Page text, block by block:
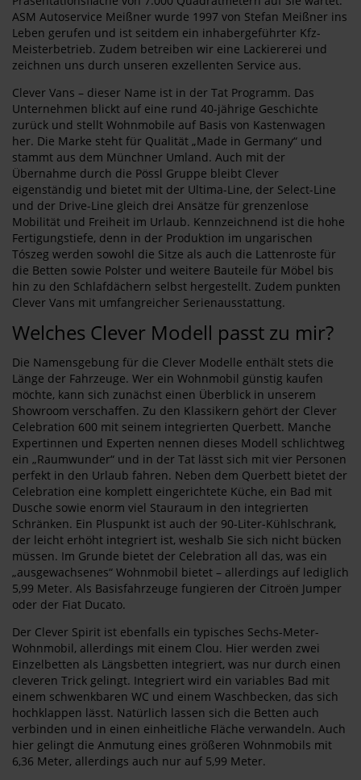
ASM Autoservice Meißner wurde 1997 von Stefan Meißner ins
Leben gerufen und ist seitdem ein inhabergeführter Kfz-
Meisterbetrieb. Zudem betreiben wir eine Lackiererei und
zeichnen uns durch unseren exzellenten Service aus.
Clever Vans – dieser Name ist in der Tat Programm. Das
Unternehmen blickt auf eine rund 40-jährige Geschichte
zurück und stellt Wohnmobile auf Basis von Kastenwagen
her. Die Marke steht für Qualität „Made in Germany“ und
stammt aus dem Münchner Umland. Auch mit der
Übernahme durch die Pössl Gruppe bleibt Clever
eigenständig und bietet mit der Ultima-Line, der Select-Line
und der Drive-Line gleich drei Ansätze für grenzenlose
Mobilität und Freiheit im Urlaub. Kennzeichnend ist die hohe
Fertigungstiefe, denn in der Produktion im ungarischen
Tószeg werden sowohl die Sitze als auch die Lattenroste für
die Betten sowie Polster und weitere Bauteile für Möbel bis
hin zu den Schlafdächern selbst hergestellt. Zudem punkten
Clever Vans mit umfangreicher Serienausstattung.
Welches Clever Modell passt zu mir?
Die Namensgebung für die Clever Modelle enthält stets die
Länge der Fahrzeuge. Wer ein Wohnmobil günstig kaufen
möchte, kann sich zunächst einen Überblick in unserem
Showroom verschaffen. Zu den Klassikern gehört der Clever
Celebration 600 mit seinem integrierten Querbett. Manche
Expertinnen und Experten nennen dieses Modell schlichtweg
ein „Raumwunder“ und in der Tat lässt sich mit vier Personen
perfekt in den Urlaub fahren. Neben dem Querbett bietet der
Celebration eine komplett eingerichtete Küche, ein Bad mit
Dusche sowie enorm viel Stauraum in den integrierten
Schränken. Ein Pluspunkt ist auch der 90-Liter-Kühlschrank,
der leicht erhöht integriert ist, weshalb Sie sich nicht bücken
müssen. Im Grunde bietet der Celebration all das, was ein
„ausgewachsenes“ Wohnmobil bietet – allerdings auf lediglich
5,99 Meter. Als Basisfahrzeuge fungieren der Citroën Jumper
oder der Fiat Ducato.
Der Clever Spirit ist ebenfalls ein typisches Sechs-Meter-
Wohnmobil, allerdings mit einem Clou. Hier werden zwei
Einzelbetten als Längsbetten integriert, was nur durch einen
cleveren Trick gelingt. Integriert wird ein variables Bad mit
einem schwenkbaren WC und einem Waschbecken, das sich
hochklappen lässt. Natürlich lassen sich die Betten auch
verbinden und in einen einheitliche Fläche verwandeln. Auch
hier gelingt die Anmutung eines größeren Wohnmobils mit
6,36 Meter, allerdings auch nur auf 5,99 Meter.